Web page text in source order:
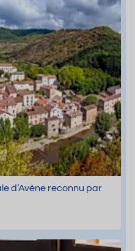
d’Avène reconnu par